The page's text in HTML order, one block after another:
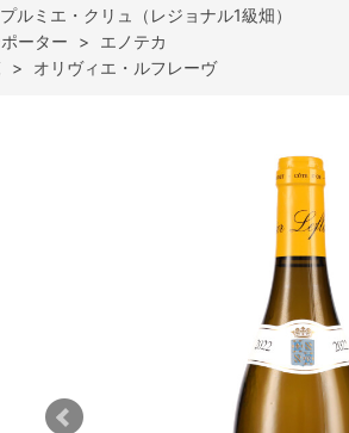
プルミエ・クリュ（レジョナル1級畑）
>
エノテカ
>
オリヴィエ・ルフレーヴ